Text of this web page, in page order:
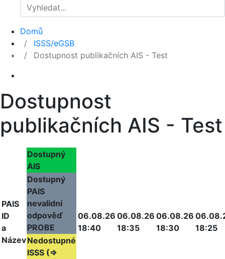
Domů
ISSS/eGSB
Dostupnost publikačních AIS - Test
Dostupnost
publikačních AIS - Test
PAIS
ID
a
Název
Dostupný
AIS
Dostupný
PAIS
nevalidní
odpověď
PROBE
Nedostupné
ISSS (=>
06.08.26
18:40
06.08.26
18:35
06.08.26
18:30
18:25